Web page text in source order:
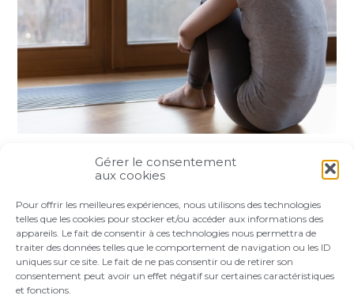
Gérer le consentement
aux cookies
Pour offrir les meilleures expériences, nous utilisons des technologies
telles que les cookies pour stocker et/ou accéder aux informations des
appareils. Le fait de consentir à ces technologies nous permettra de
traiter des données telles que le comportement de navigation ou les ID
uniques sur ce site. Le fait de ne pas consentir ou de retirer son
consentement peut avoir un effet négatif sur certaines caractéristiques
et fonctions.
FaceBook
TwitterLinkedIn